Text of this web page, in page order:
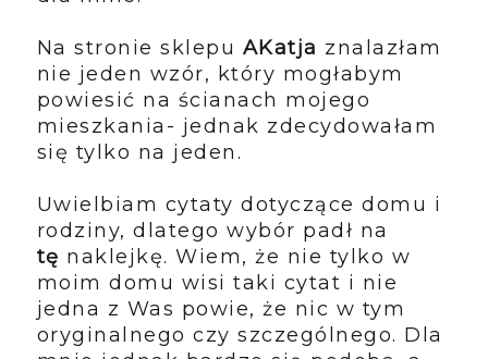
Na stronie sklepu AKatja znalazłam
nie jeden wzór, który mogłabym
powiesić na ścianach mojego
mieszkania- jednak zdecydowałam
się tylko na jeden.
Uwielbiam cytaty dotyczące domu i
rodziny, dlatego wybór padł na
tę naklejkę. Wiem, że nie tylko w
moim domu wisi taki cytat i nie
jedna z Was powie, że nic w tym
oryginalnego czy szczególnego. Dla